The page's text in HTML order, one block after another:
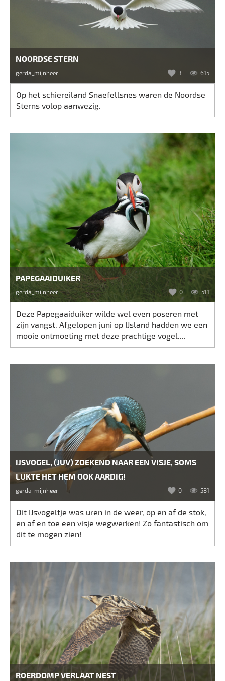
NOORDSE STERN
gerda_mijnheer 3 615
Op het schiereiland Snaefellsnes waren de Noordse
Sterns volop aanwezig.
PAPEGAAIDUIKER
gerda_mijnheer 0 511
Deze Papegaaiduiker wilde wel even poseren met
zijn vangst. Afgelopen juni op IJsland hadden we een
mooie ontmoeting met deze prachtige vogel....
IJSVOGEL, (JUV) ZOEKEND NAAR EEN VISJE, SOMS
LUKTE HET HEM OOK AARDIG!
gerda_mijnheer 0 581
Dit IJsvogeltje was uren in de weer, op en af de stok,
en af en toe een visje wegwerken! Zo fantastisch om
dit te mogen zien!
ROERDOMP VERLAAT NEST